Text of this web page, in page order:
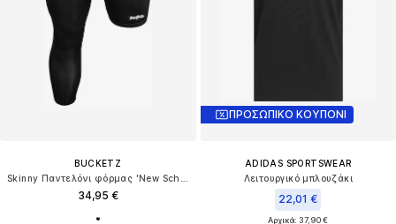
BUCKETZ
34,95 €
ΠΡΟΣΩΠΙΚΟ ΚΟΥΠΟΝΙ
ADIDAS SPORTSWEAR
Λειτουργικό μπλουζάκι
22,01 €
Αρχικά: 37,90 €